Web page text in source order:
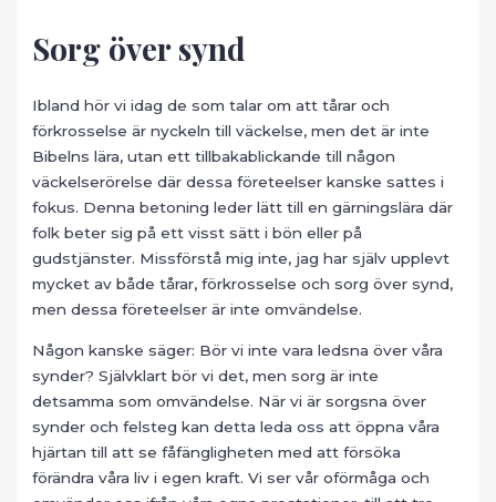
Sorg över synd
Ibland hör vi idag de som talar om att tårar och
förkrosselse är nyckeln till väckelse, men det är inte
Bibelns lära, utan ett tillbakablickande till någon
väckelserörelse där dessa företeelser kanske sattes i
fokus. Denna betoning leder lätt till en gärningslära där
folk beter sig på ett visst sätt i bön eller på
gudstjänster. Missförstå mig inte, jag har själv upplevt
mycket av både tårar, förkrosselse och sorg över synd,
men dessa företeelser är inte omvändelse.
Någon kanske säger: Bör vi inte vara ledsna över våra
synder? Självklart bör vi det, men sorg är inte
detsamma som omvändelse. När vi är sorgsna över
synder och felsteg kan detta leda oss att öppna våra
hjärtan till att se fåfängligheten med att försöka
förändra våra liv i egen kraft. Vi ser vår oförmåga och